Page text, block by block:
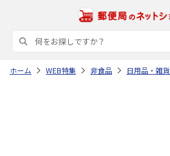
ホーム WEB特集 非食品 日用品・雑貨